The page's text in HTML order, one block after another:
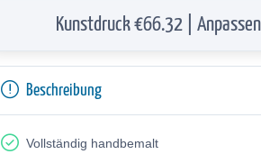
Kunstdruck €66.32 |
Beschreibung
Vollständig handbemalt